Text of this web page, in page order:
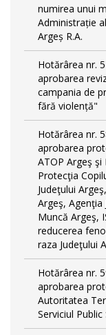
numirea unui
Administrație
Argeș R.A.
Hotărârea nr.
aprobarea
campania de
fără violență"
Hotărârea nr.
aprobarea
ATOP Argeş
Protecţia
Judeţului
Argeş, Agenţia
Muncă Argeş,
reducerea
raza Judeţului
Hotărârea nr.
aprobarea
Autoritatea
Serviciul